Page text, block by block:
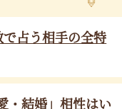
占う相手の全特
・結婚」相性はい